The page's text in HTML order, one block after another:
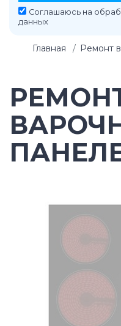
Соглашаюсь на
данных
Главная Ремонт